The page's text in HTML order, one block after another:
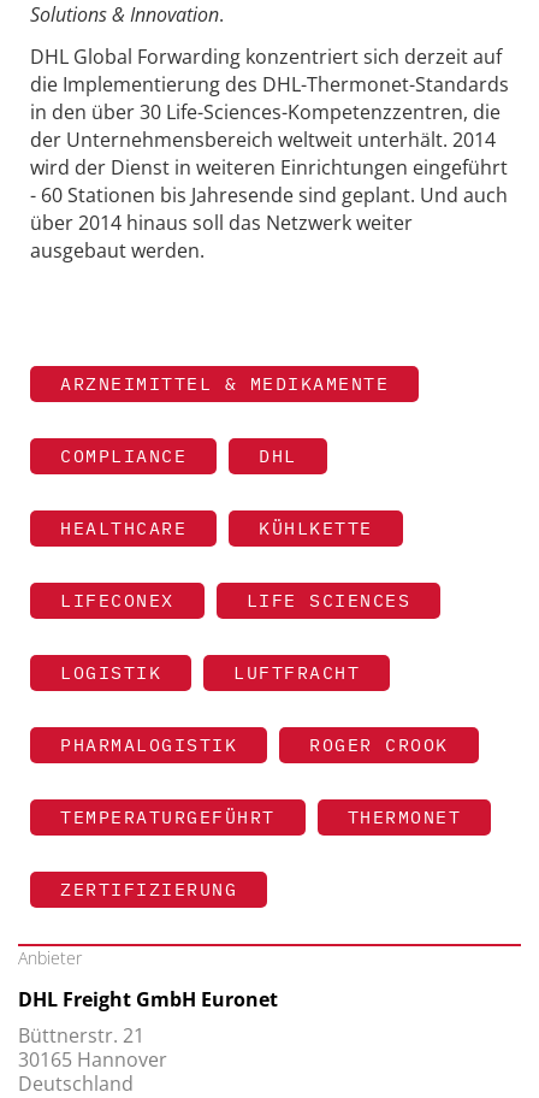
Solutions & Innovation.
DHL Global Forwarding konzentriert sich derzeit auf
die Implementierung des DHL-Thermonet-Standards
in den über 30 Life-Sciences-Kompetenzzentren, die
der Unternehmensbereich weltweit unterhält. 2014
wird der Dienst in weiteren Einrichtungen eingeführt
- 60 Stationen bis Jahresende sind geplant. Und auch
über 2014 hinaus soll das Netzwerk weiter
ausgebaut werden.
ARZNEIMITTEL & MEDIKAMENTE
COMPLIANCE DHL
HEALTHCARE KÜHLKETTE
LIFECONEX LIFE SCIENCES
LOGISTIK LUFTFRACHT
PHARMALOGISTIK ROGER CROOK
TEMPERATURGEFÜHRT THERMONET
ZERTIFIZIERUNG
Anbieter
DHL Freight GmbH Euronet
Büttnerstr. 21
30165 Hannover
Deutschland